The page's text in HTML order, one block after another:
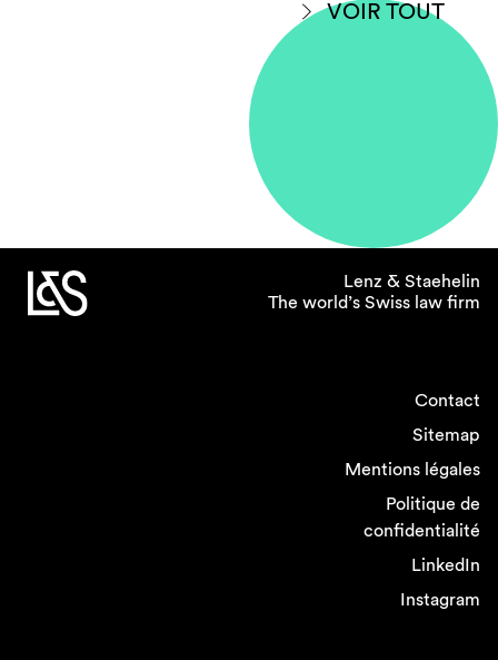
VOIR TOUT
Lenz & Staehelin
The world’s Swiss law firm
Contact
Sitemap
Mentions légales
Politique de
confidentialité
LinkedIn
Instagram